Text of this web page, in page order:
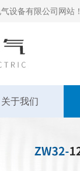
设备有限公司网站！
关于我们